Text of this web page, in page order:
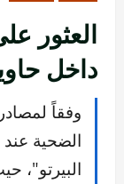
العثور
داخل
وفقاً
الضحية
البيرتو"،